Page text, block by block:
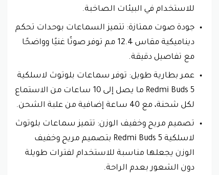
للاستخدام في البيئات الصاخبة.
جودة صوت ممتازة: تتميز السماعات بوحدات تحكم
ديناميكية مقاس 12.4 مم توفر صوتًا غنيًا وواضحًا
مع تفاصيل دقيقة.
عمر بطارية طويل: توفر سماعات بلوتوث لاسلكية
Redmi Buds 5 ما يصل إلى 10 ساعات من الاستماع
لكل شحنة، مع 40 ساعة إضافية من علبة الشحن.
تصميم مريح وخفيف الوزن: تتميز سماعات بلوتوث
لاسلكية Redmi Buds 5 بتصميم مريح وخفيف
الوزن يجعلها مناسبة للاستخدام لفترات طويلة
دون الشعور بعدم الراحة.